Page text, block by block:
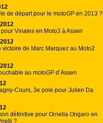
de départ pour le motoGP en 2013 ?
pour Vinales en Moto3 à Assen
victoire de Marc Marquez au Moto2
au motoGP d’Assen
Cours, 3e pole pour Julien Da
définitive pour Ornella Ongaro en
?